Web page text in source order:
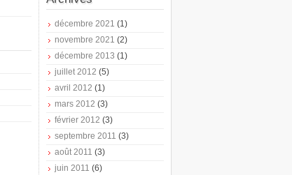
décembre 2021 (1)
novembre 2021 (2)
décembre 2013 (1)
juillet 2012 (5)
avril 2012 (1)
mars 2012 (3)
février 2012 (3)
septembre 2011 (3)
août 2011 (3)
juin 2011 (6)